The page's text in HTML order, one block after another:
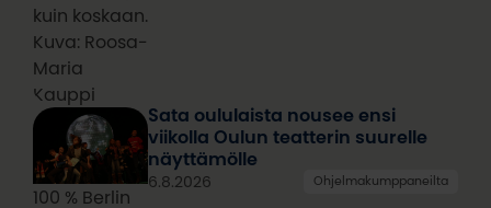
kuin koskaan.
Kuva: Roosa-
Maria
Kauppi
100 % Berlin
Sata oululaista nousee ensi
viikolla Oulun teatterin suurelle
näyttämölle
6.8.2026 Ohjelmakumppaneilta